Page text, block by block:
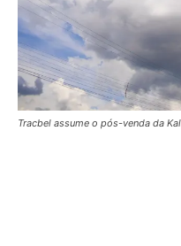
Tracbel assume o pós-venda da